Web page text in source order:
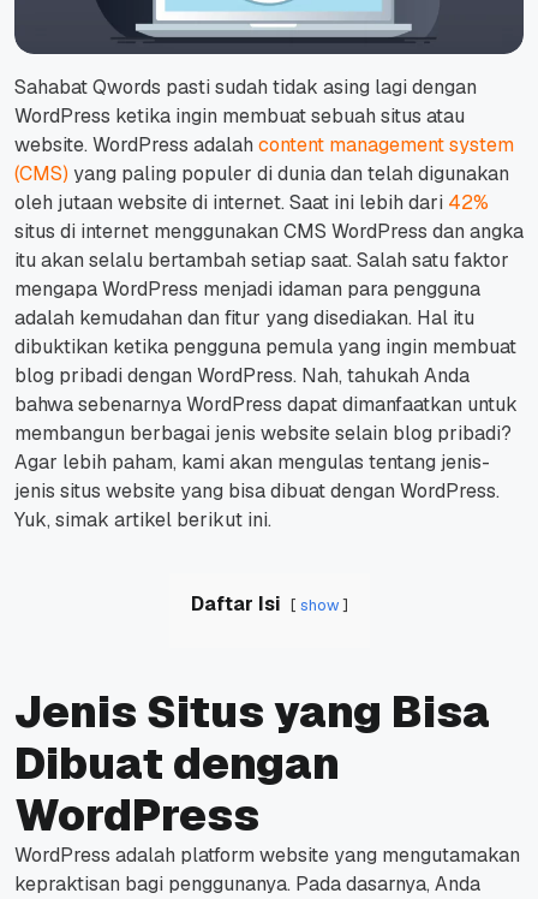
Sahabat Qwords pasti sudah tidak asing lagi dengan
WordPress ketika ingin membuat sebuah situs atau
website. WordPress adalah content management system
(CMS) yang paling populer di dunia dan telah digunakan
oleh jutaan website di internet. Saat ini lebih dari 42%
situs di internet menggunakan CMS WordPress dan angka
itu akan selalu bertambah setiap saat. Salah satu faktor
mengapa WordPress menjadi idaman para pengguna
adalah kemudahan dan fitur yang disediakan. Hal itu
dibuktikan ketika pengguna pemula yang ingin membuat
blog pribadi dengan WordPress. Nah, tahukah Anda
bahwa sebenarnya WordPress dapat dimanfaatkan untuk
membangun berbagai jenis website selain blog pribadi?
Agar lebih paham, kami akan mengulas tentang jenis-
jenis situs website yang bisa dibuat dengan WordPress.
Yuk, simak artikel berikut ini.
Daftar Isi show
Jenis Situs yang Bisa
Dibuat dengan
WordPress
WordPress adalah platform website yang mengutamakan
kepraktisan bagi penggunanya. Pada dasarnya, Anda